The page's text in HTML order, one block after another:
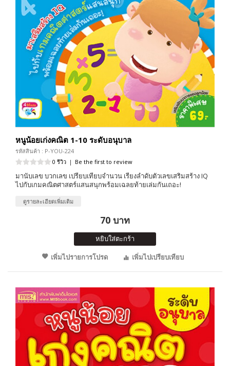
หนูน้อยเก่งคณิต 1-10 ระดับอนุบาล
รหัสสินค้า : P-YOU-224
0 รีวิว | Be the first to review
มานับเลข บวกเลข เปรียบเทียบจำนวน เรียงลำดับตัวเลขเสริมสร้าง IQ
ไปกับเกมคณิตศาสตร์แสนสนุกพร้อมเฉลยท้ายเล่มกันเถอะ!
ดูรายละเอียดเพิ่มเติม
70 บาท
หยิบใส่ตะกร้า
เพิ่มไปรายการโปรด
เพิ่มไปเปรียบเทียบ